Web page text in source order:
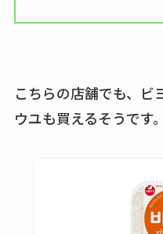
こちらの店舗でも、ビ
ウユも買えるそうです。